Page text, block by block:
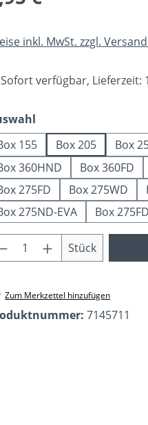
inkl. MwSt. zzgl.
Sofort verfügbar, Lieferzeit:
155
Box 205 Box
360HND
Box 360FD
275FD
Box 275WD
275ND-EVA
Box
Anzahl:
Stück
Zum Merkzettel hinzufügen
7145711